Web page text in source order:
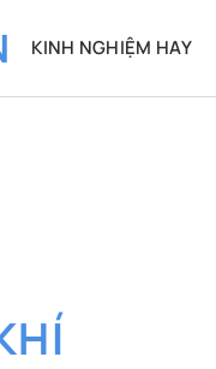
KINH NGHIỆM HAY